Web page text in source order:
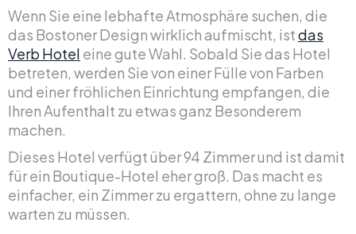
Wenn Sie eine lebhafte Atmosphäre suchen, die
das Bostoner Design wirklich aufmischt, istdas
Verb Hotel eine gute Wahl. Sobald Sie das Hotel
betreten, werden Sie von einer Fülle von Farben
und einer fröhlichen Einrichtung empfangen, die
Ihren Aufenthalt zu etwas ganz Besonderem
machen.
Dieses Hotel verfügt über 94 Zimmer und ist damit
für ein Boutique-Hotel eher groß. Das macht es
einfacher, ein Zimmer zu ergattern, ohne zu lange
warten zu müssen.